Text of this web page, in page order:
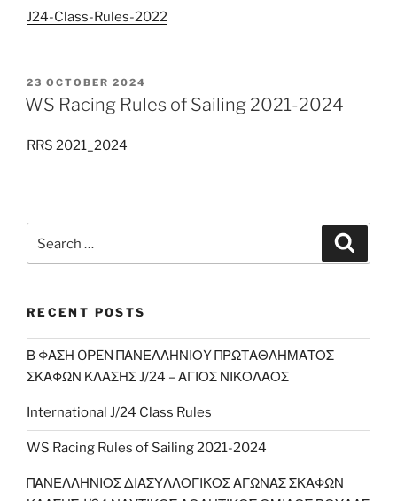
J24-Class-Rules-2022
POSTED
ON
23 OCTOBER 2024
WS Racing Rules of Sailing 2021-2024
RRS 2021_2024
for:
RECENT POSTS
Β ΦΑΣΗ OPEN ΠΑΝΕΛΛΗΝΙΟY ΠΡΩΤΑΘΛΗΜΑΤΟΣ
ΣΚΑΦΩΝ ΚΛΑΣΗΣ J/24 – ΑΓΙΟΣ ΝΙΚΟΛΑΟΣ
International J/24 Class Rules
WS Racing Rules of Sailing 2021-2024
ΠΑΝΕΛΛΗΝΙΟΣ ΔΙΑΣΥΛΛΟΓΙΚΟΣ ΑΓΩΝΑΣ ΣΚΑΦΩΝ